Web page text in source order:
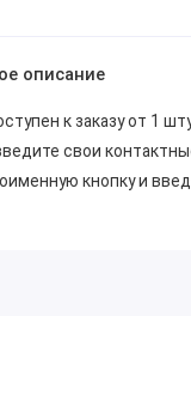
описание
к заказу от 1
свои
кнопку и